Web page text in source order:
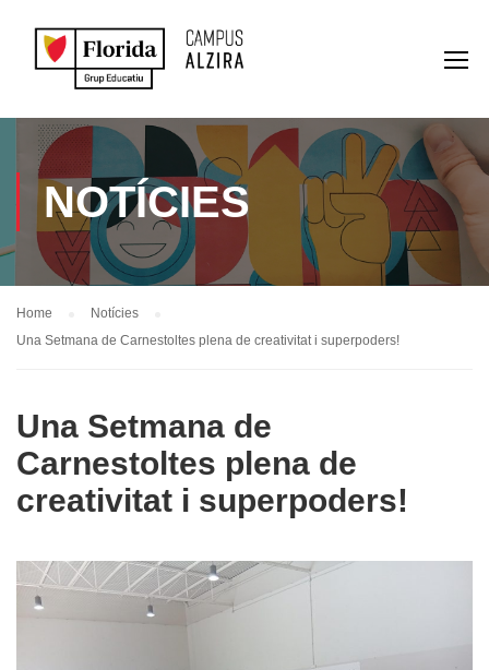
NOTÍCIES
Home
Notícies
Una Setmana de Carnestoltes plena de creativitat i superpoders!
Una Setmana de
Carnestoltes plena de
creativitat i superpoders!